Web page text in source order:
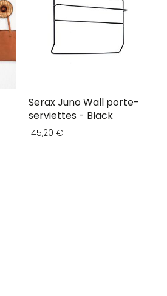
Serax Juno Wall porte-
serviettes - Black
145,20 €